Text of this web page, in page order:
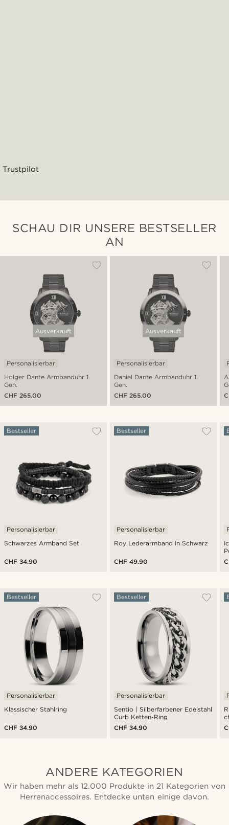
Trustpilot
SCHAU DIR UNSERE BESTSELLER
AN
Ausverkauft
Holger Dante Armbanduhr 1.
Gen.
Personalisierbar
CHF 265.00
Ausverkauft
Daniel Dante Armbanduhr 1.
Gen.
Personalisierbar
CHF 265.00
Schwarzes Armband Set
Bestseller
Personalisierbar
CHF 34.90
Roy Lederarmband In Schwarz
Bestseller
Personalisierbar
CHF 49.90
Klassischer Stahlring
Bestseller
Personalisierbar
CHF 34.90
Sentio | Silberfarbener Edelstahl
Curb Ketten-Ring
Bestseller
Personalisierbar
CHF 34.90
ANDERE KATEGORIEN
Wir haben mehr als 12.000 Produkte in 21 Kategorien von
Herrenaccessoires. Entdecke unten einige davon.